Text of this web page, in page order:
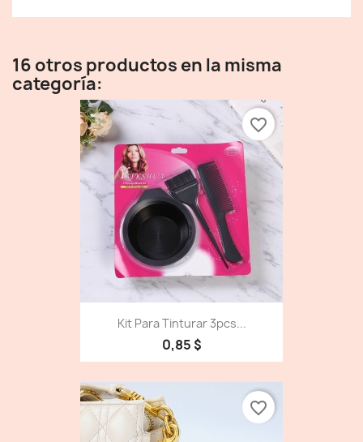
16 otros productos en la misma
categoría:
Kit Para Tinturar 3pcs...
0,85 $
favorite_border
favorite_border